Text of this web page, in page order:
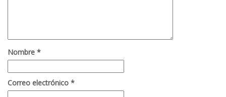
Nombre *
Correo electrónico *